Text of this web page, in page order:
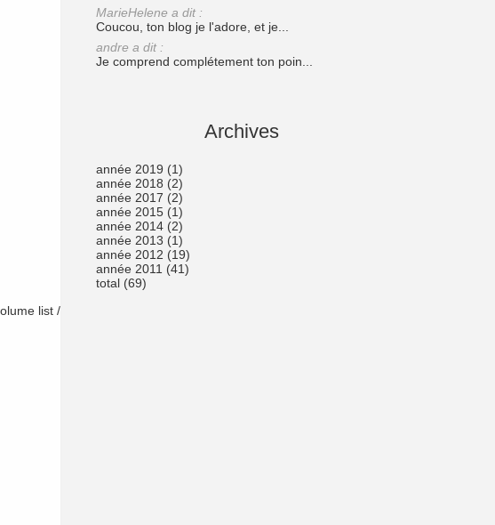
list /srv/dev-disk-by-label-NASLV1/
MarieHelene a dit :
Coucou, ton blog je l'adore, et je...
andre a dit :
Je comprend complétement ton poin...
Archives
année 2019 (1)
année 2018 (2)
année 2017 (2)
année 2015 (1)
année 2014 (2)
année 2013 (1)
année 2012 (19)
année 2011 (41)
total (69)